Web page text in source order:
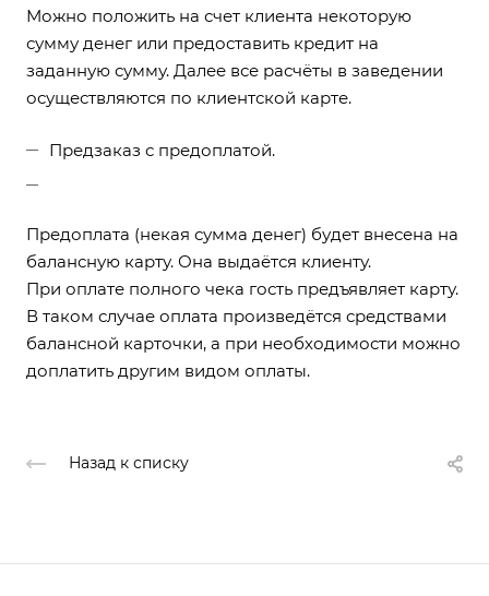
Можно положить на счет клиента некоторую
сумму денег или предоставить кредит на
заданную сумму. Далее все расчёты в заведении
осуществляются по клиентской карте.
Предзаказ с предоплатой.
Предоплата (некая сумма денег) будет внесена на
балансную карту. Она выдаётся клиенту.
При оплате полного чека гость предъявляет карту.
В таком случае оплата произведётся средствами
балансной карточки, а при необходимости можно
доплатить другим видом оплаты.
Назад к списку